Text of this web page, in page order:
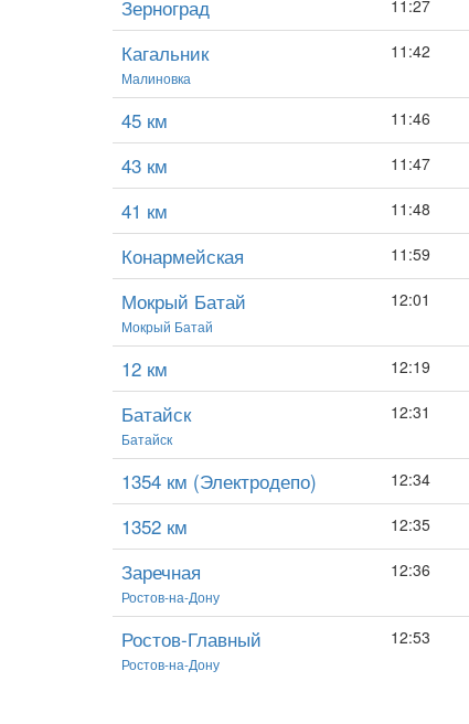
Зерноград 11:27
Кагальник
Малиновка
11:42
45 км 11:46
43 км 11:47
41 км 11:48
Конармейская 11:59
Мокрый Батай
Мокрый Батай
12:01
12 км 12:19
Батайск
Батайск
12:31
1354 км (Электродепо) 12:34
1352 км 12:35
Заречная
Ростов-на-Дону
12:36
Ростов-Главный
Ростов-на-Дону
12:53